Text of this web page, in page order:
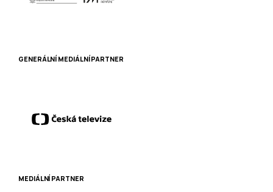
GENERÁLNÍ MEDIÁLNÍ PARTNER
MEDIÁLNÍ PARTNER